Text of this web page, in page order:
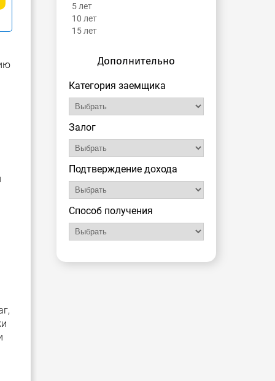
5 лет
10 лет
15 лет
Дополнительно
Категория заемщика
Залог
Подтверждение дохода
Способ получения